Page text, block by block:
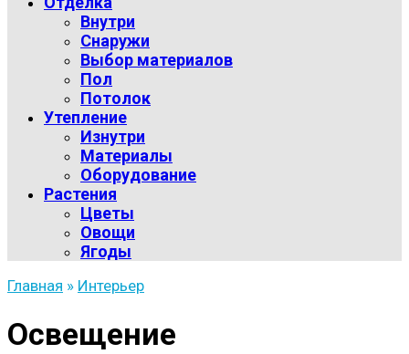
Внутри
Снаружи
Выбор материалов
Пол
Потолок
Утепление
Изнутри
Материалы
Оборудование
Растения
Цветы
Овощи
Ягоды
Главная » Интерьер
Освещение